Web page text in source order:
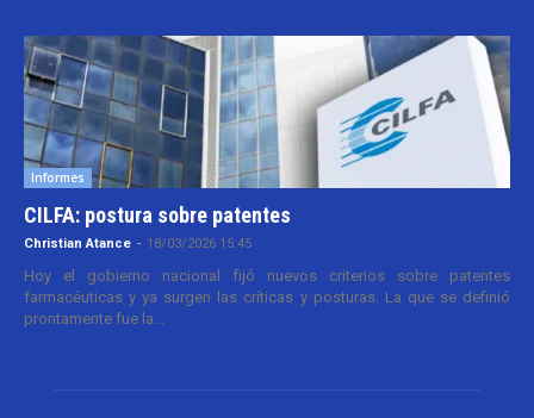
Informes
CILFA: postura sobre patentes
Christian Atance - 18/03/2026 15:45
Hoy el gobierno nacional fijó nuevos criterios sobre patentes
farmacéuticas y ya surgen las críticas y posturas. La que se definió
prontamente fue la...